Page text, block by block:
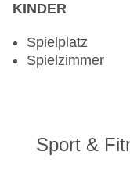
KINDER
Spielplatz
Spielzimmer
Sport &